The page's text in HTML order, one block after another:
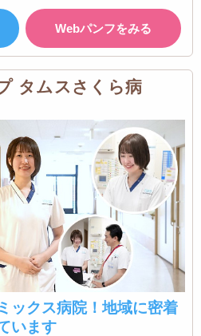
Webパンフをみる
タムスさくら病
ックス病院！地域に密着
います